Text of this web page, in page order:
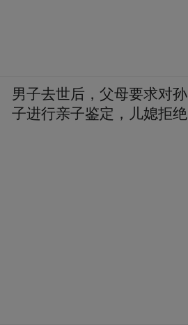
男子去世后，父母要求对孙
子进行亲子鉴定，儿媳拒绝